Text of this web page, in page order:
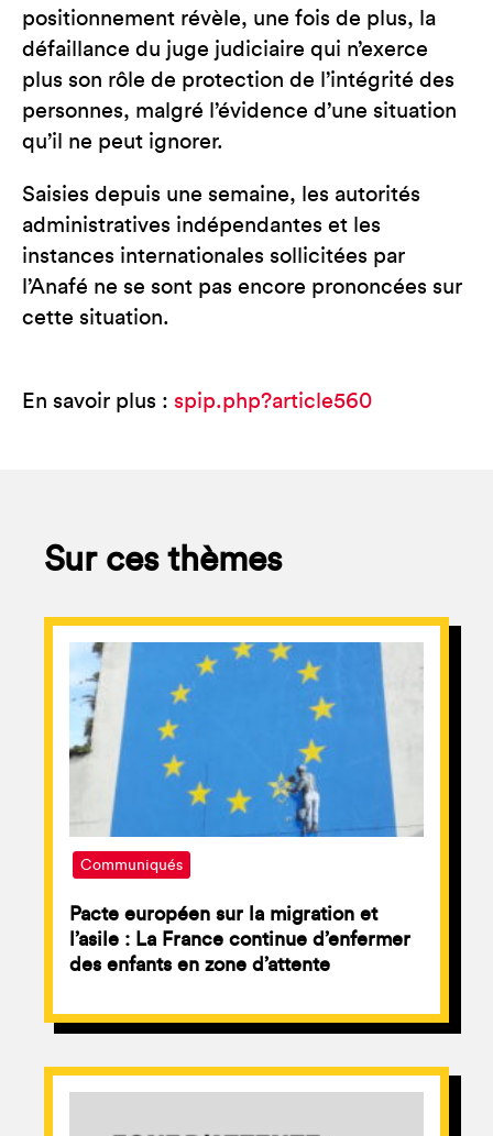
positionnement révèle, une fois de plus, la
défaillance du juge judiciaire qui n’exerce
plus son rôle de protection de l’intégrité des
personnes, malgré l’évidence d’une situation
qu’il ne peut ignorer.
Saisies depuis une semaine, les autorités
administratives indépendantes et les
instances internationales sollicitées par
l’Anafé ne se sont pas encore prononcées sur
cette situation.
En savoir plus : spip.php?article560
Sur ces thèmes
Communiqués
Pacte européen sur la migration et
l’asile : La France continue d’enfermer
des enfants en zone d’attente